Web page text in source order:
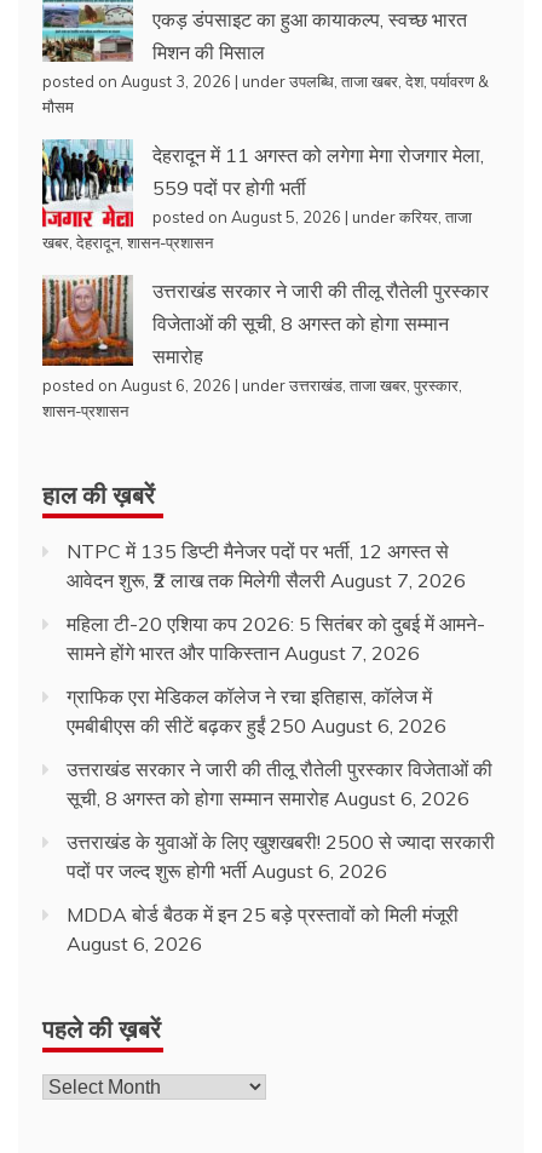
एकड़ डंपसाइट का हुआ कायाकल्प, स्वच्छ भारत
मिशन की मिसाल
posted on August 3, 2026 | underउपलब्धि ताजा खबर देश, पर्यावरण &
मौसम
देहरादून में 11 अगस्त को लगेगा मेगा रोजगार मेला,
559 पदों पर होगी भर्ती
posted on August 5, 2026 | underकरियर ताजा
खबर देहरादून, शासन-प्रशासन
उत्तराखंड सरकार ने जारी की तीलू रौतेली पुरस्कार
विजेताओं की सूची, 8 अगस्त को होगा सम्मान
समारोह
posted on August 6, 2026 | underउत्तराखंड ताजा खबर पुरस्कार
शासन-प्रशासन
हाल की ख़बरें
NTPC में 135 डिप्टी मैनेजर पदों पर भर्ती, 12 अगस्त से
आवेदन शुरू, ₹2 लाख तक मिलेगी सैलरी August 7, 2026
महिला टी-20 एशिया कप 2026: 5 सितंबर को दुबई में आमने-
सामने होंगे भारत और पाकिस्तान August 7, 2026
ग्राफिक एरा मेडिकल कॉलेज ने रचा इतिहास, कॉलेज में
एमबीबीएस की सीटें बढ़कर हुईं 250 August 6, 2026
उत्तराखंड सरकार ने जारी की तीलू रौतेली पुरस्कार विजेताओं की
सूची, 8 अगस्त को होगा सम्मान समारोह August 6, 2026
उत्तराखंड के युवाओं के लिए खुशखबरी! 2500 से ज्यादा सरकारी
पदों पर जल्द शुरू होगी भर्ती August 6, 2026
MDDA बोर्ड बैठक में इन 25 बड़े प्रस्तावों को मिली मंजूरी
August 6, 2026
पहले की ख़बरें